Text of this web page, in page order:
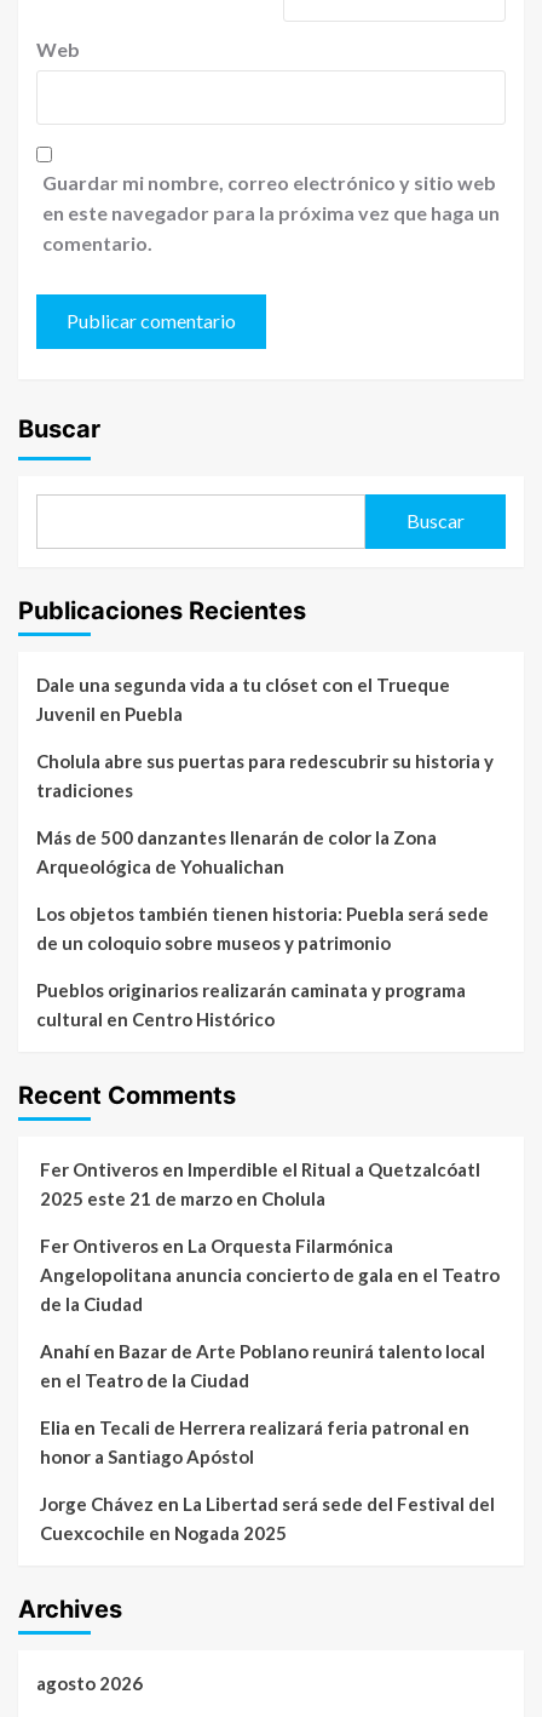
Web
Guardar mi nombre, correo electrónico y sitio web
en este navegador para la próxima vez que haga un
comentario.
Buscar
Buscar
Publicaciones Recientes
Dale una segunda vida a tu clóset con el Trueque
Juvenil en Puebla
Cholula abre sus puertas para redescubrir su historia y
tradiciones
Más de 500 danzantes llenarán de color la Zona
Arqueológica de Yohualichan
Los objetos también tienen historia: Puebla será sede
de un coloquio sobre museos y patrimonio
Pueblos originarios realizarán caminata y programa
cultural en Centro Histórico
Recent Comments
Fer Ontiveros en Imperdible el Ritual a Quetzalcóatl
2025 este 21 de marzo en Cholula
Fer Ontiveros en La Orquesta Filarmónica
Angelopolitana anuncia concierto de gala en el Teatro
de la Ciudad
Anahíen Bazar de Arte Poblano reunirá talento local
en el Teatro de la Ciudad
Elia en Tecali de Herrera realizará feria patronal en
honor a Santiago Apóstol
Jorge Chávez en La Libertad será sede del Festival del
Cuexcochile en Nogada 2025
Archives
agosto 2026